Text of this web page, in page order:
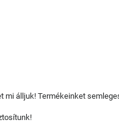
mi álljuk! Termékeinket